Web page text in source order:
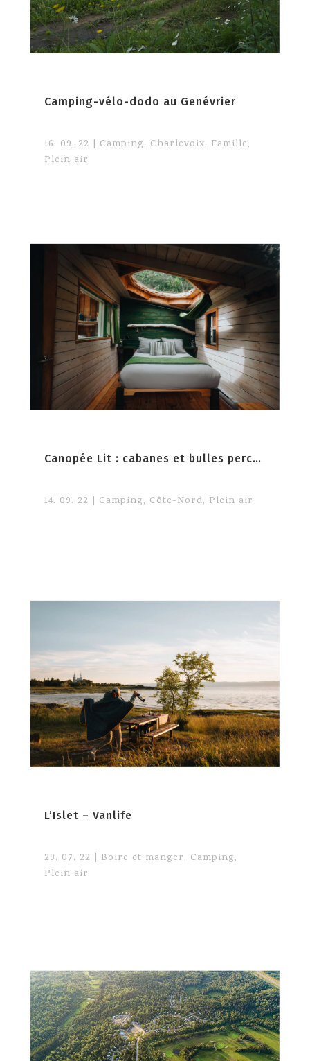
Camping-vélo-dodo au Genévrier
16. 09. 22 | Camping, Charlevoix, Famille,
Plein air
Canopée Lit : cabanes et bulles perchées en forêt
14. 09. 22 | Camping, Côte-Nord, Plein air
L’Islet – Vanlife
29. 07. 22 Boire et manger, Camping,
Plein air